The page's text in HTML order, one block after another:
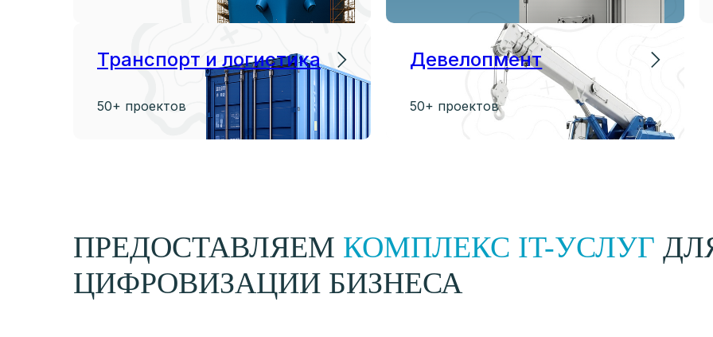
Транспорт и логистика
50+ проектов
Девелопмент
50+ проектов
ПРЕДОСТАВЛЯЕМ КОМПЛЕКС IT-УСЛУГ
ЦИФРОВИЗАЦИИ БИЗНЕСА